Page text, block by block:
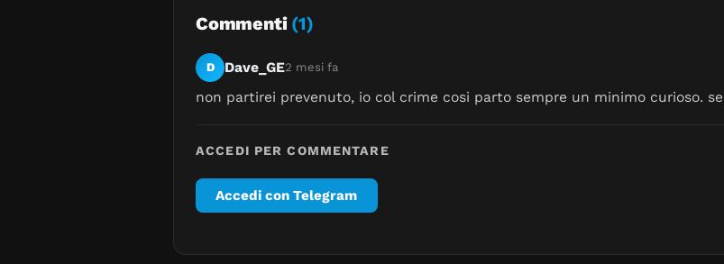
Commenti (1)
D Dave_GE2 mesi fa
non partirei prevenuto, io col crime cosi parto sempre un minimo curioso.
ACCEDI PER COMMENTARE
Accedi con Telegram